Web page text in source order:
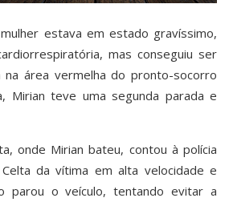
estava em estado gravíssimo,
mas conseguiu ser
na área vermelha do pronto-socorro
Mirian teve uma segunda parada e
onde Mirian bateu, contou à polícia
da vítima em alta velocidade e
parou o veículo, tentando evitar a